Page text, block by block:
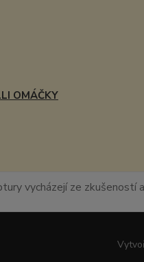
OMÁČKY
vycházejí ze zkušeností